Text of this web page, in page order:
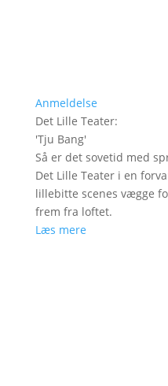
Anmeldelse
Det Lille Teater:
'Tju Bang'
Så er det sovetid med
Det Lille Teater i en
lillebitte scenes vægge
frem fra loftet.
Læs mere